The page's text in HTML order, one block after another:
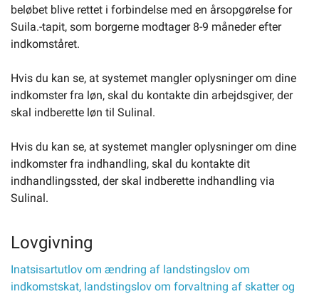
beløbet blive rettet i forbindelse med en årsopgørelse for
Suila.-tapit, som borgerne modtager 8-9 måneder efter
indkomståret.
Hvis du kan se, at systemet mangler oplysninger om dine
indkomster fra løn, skal du kontakte din arbejdsgiver, der
skal indberette løn til Sulinal.
Hvis du kan se, at systemet mangler oplysninger om dine
indkomster fra indhandling, skal du kontakte dit
indhandlingssted, der skal indberette indhandling via
Sulinal.
Lovgivning
Inatsisartutlov om ændring af landstingslov om
indkomstskat, landstingslov om forvaltning af skatter og